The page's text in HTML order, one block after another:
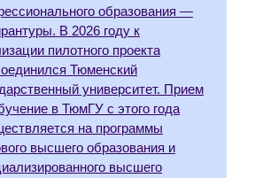
образования —
В 2026 году к
пилотного проекта
Тюменский
университет. Прием
в ТюмГУ с этого года
на программы
высшего образования и
высшего